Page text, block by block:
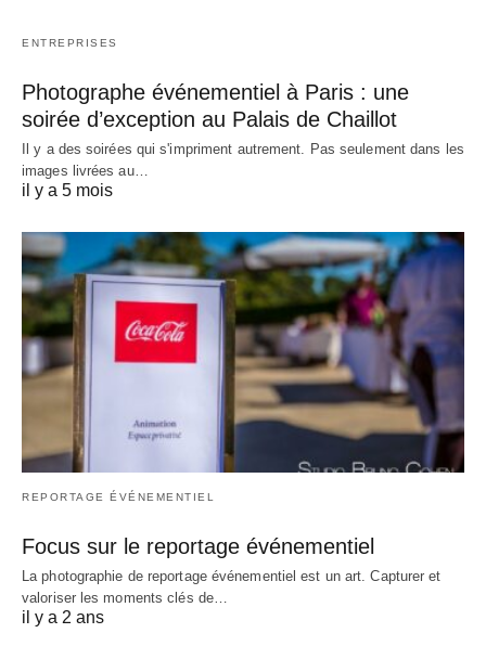
ENTREPRISES
Photographe événementiel à Paris : une
soirée d’exception au Palais de Chaillot
Il y a des soirées qui s'impriment autrement. Pas seulement dans les
images livrées au…
il y a 5 mois
REPORTAGE ÉVÉNEMENTIEL
Focus sur le reportage événementiel
La photographie de reportage événementiel est un art. Capturer et
valoriser les moments clés de…
il y a 2 ans